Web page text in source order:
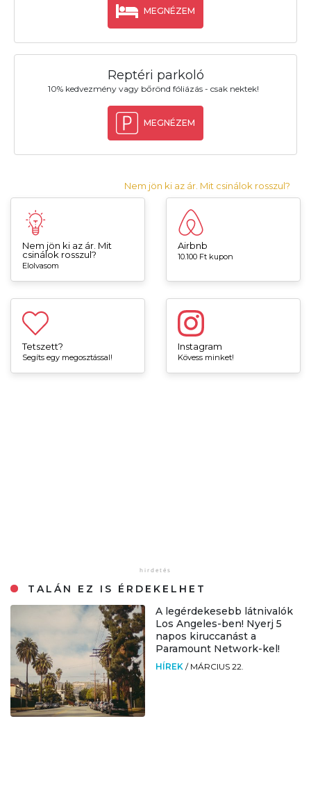
MEGNÉZEM
Reptéri parkoló
10% kedvezmény vagy bőrönd fóliázás - csak nektek!
MEGNÉZEM
Nem jön ki az ár. Mit csinálok rosszul?
Nem jön ki az ár. Mit
csinálok rosszul?
Elolvasom
Airbnb
10.100 Ft kupon
Tetszett?
Segíts egy megosztással!
Instagram
Kövess minket!
TALÁN EZ IS ÉRDEKELHET
A legérdekesebb látnivalók
Los Angeles-ben! Nyerj 5
napos kiruccanást a
Paramount Network-kel!
HÍREK / MÁRCIUS 22.